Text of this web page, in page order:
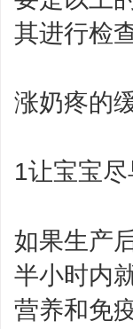
其进行检
涨奶疼的
1让宝宝
如果生产
半小时内
营养和免